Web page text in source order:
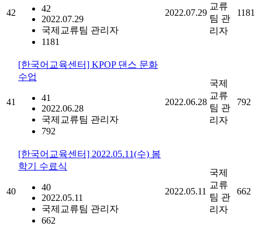
42
42
2022.07.29
국제교류팀 관리자
1181
2022.07.29
교류
팀 관
리자
1181
41
[한국어교육센터] KPOP 댄스 문화
수업
41
2022.06.28
국제교류팀 관리자
792
2022.06.28
국제
교류
팀 관
리자
792
40
[한국어교육센터] 2022.05.11(수) 봄
학기 수료식
40
2022.05.11
국제교류팀 관리자
662
2022.05.11
국제
교류
팀 관
리자
662